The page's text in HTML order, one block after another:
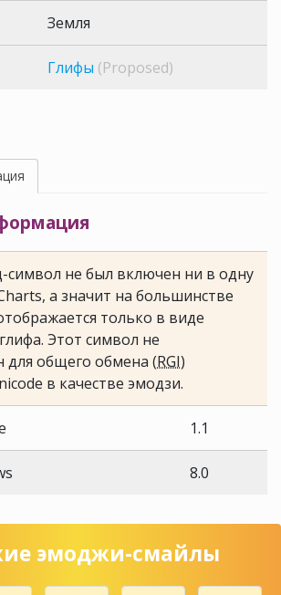
Земля
Глифы (Proposed)
символ не был включен ни в одну
а значит на большинстве
только в виде
Этот символ не
для общего обмена (RGI)
в качестве эмодзи.
1.1
8.0
эмоджи-смайлы